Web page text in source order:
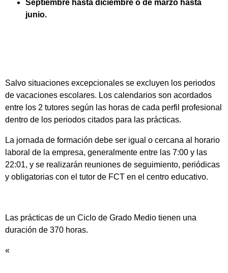
Septiembre hasta diciembre o de marzo hasta
junio.
Salvo situaciones excepcionales se excluyen los periodos
de vacaciones escolares. Los calendarios son acordados
entre los 2 tutores según las horas de cada perfil profesional
dentro de los periodos citados para las prácticas.
La jornada de formación debe ser igual o cercana al horario
laboral de la empresa, generalmente entre las 7:00 y las
22:01, y se realizarán reuniones de seguimiento, periódicas
y obligatorias con el tutor de FCT en el centro educativo.
Las prácticas de un Ciclo de Grado Medio tienen una
duración de 370 horas.
«